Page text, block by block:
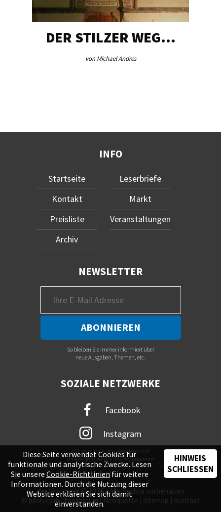
DER STILZER WEG…
von Michael Andres
INFO
Startseite
Kontakt
Preisliste
Archiv
Leserbriefe
Markt
Veranstaltungen
NEWSLETTER
So bleiben Sie immer informiert über
neue Ausgaben, Themen, etc.
SOZIALE NETZWERKE
Facebook
Instagram
Mit immer neuem Newsfeed wird
unsere Online-Community begeistert
der Vinschger © 2026 - Alle Rechte vorbehalten
© piloly.com |Impressum | Netiquette | Sitemap | Kontakt
Diese Seite verwendet Cookies für
funktionale und analytische Zwecke. Lesen
Sie unsere Cookie-Richtlinien für weitere
Informationen. Durch die Nutzung dieser
Website erklären Sie sich damit
einverstanden.
HINWEIS
SCHLIESSEN